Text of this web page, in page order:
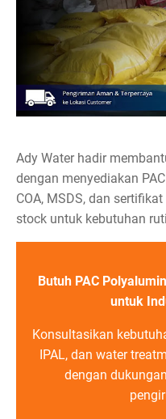
Ady Water hadir
dengan menyediakan
COA, MSDS, dan
stock untuk kebutuhan
Butuh PAC
untuk
Konsultasikan
IPAL, dan water
dengan